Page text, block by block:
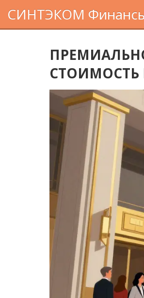
СИНТЭКОМ
СТОИМОСТЬ